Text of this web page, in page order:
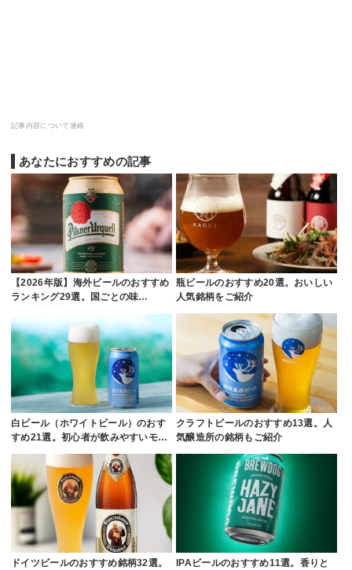
記事内容について連絡
あなたにおすすめの記事
【2026年版】海外ビールのおすすめ
ランキング29選。国ごとの味…
瓶ビールのおすすめ20選。おいしい
人気銘柄をご紹介
白ビール（ホワイトビール）のおす
すめ21選。初心者が飲みやすいモ…
クラフトビールのおすすめ13選。人
気醸造所の銘柄もご紹介
ドイツビールのおすすめ銘柄32選。
IPAビールのおすすめ11選。香りと